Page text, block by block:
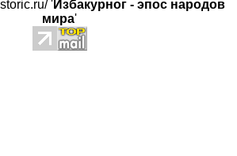
'Избакурног - эпос народов
мира'